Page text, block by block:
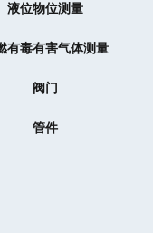
液位物位测量
有毒有害气体测量
阀门
管件